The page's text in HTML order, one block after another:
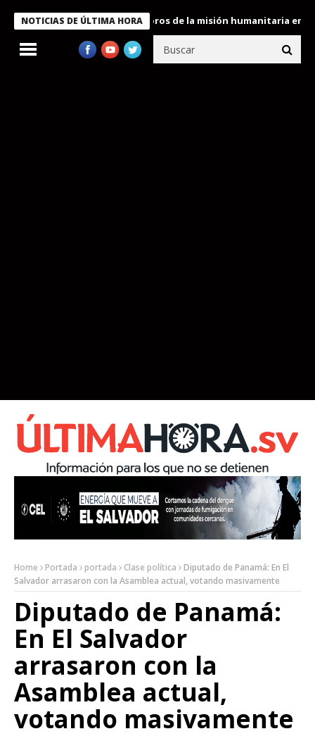
NOTICIAS DE ÚLTIMA HORA
Bukele condecora a miembros de la misión humanitaria enviada
Home Portada portada Clase política
Diputado de Panamá: En El
Salvador arrasaron con la Asamblea actual, votando masivamente
Diputado de Panamá:
En El Salvador
arrasaron con la
Asamblea actual,
votando masivamente